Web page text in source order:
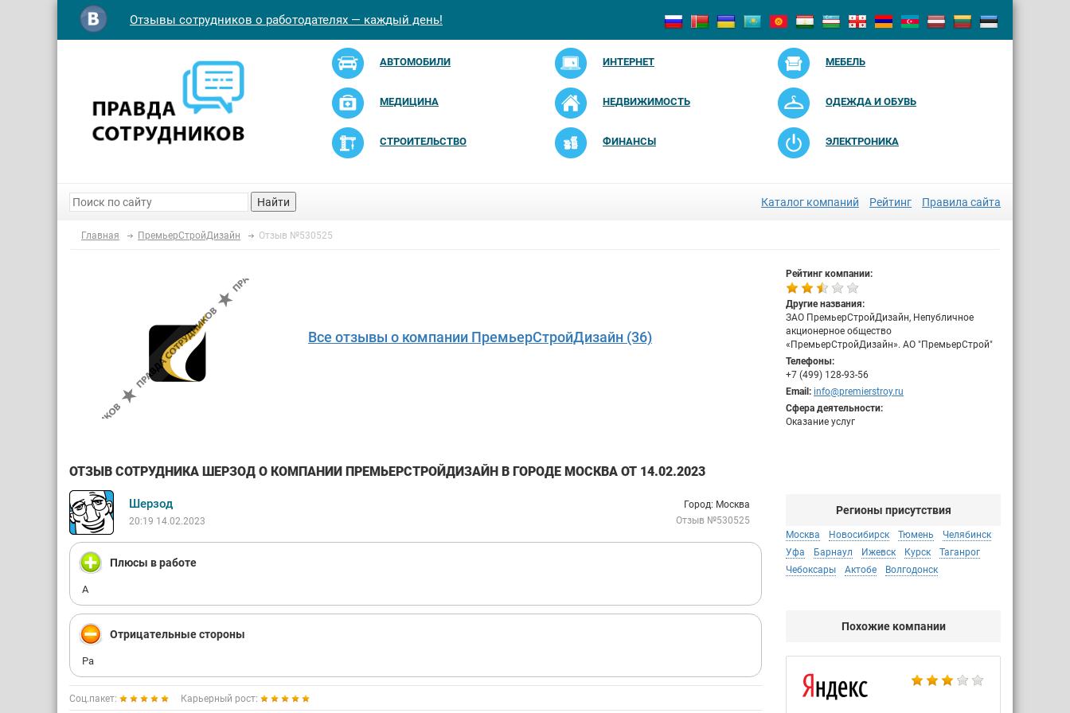
Отзывы сотрудников о работодателях — каждый день!
АВТОМОБИЛИ ИНТЕРНЕТ МЕБЕЛЬ
МЕДИЦИНА НЕДВИЖИМОСТЬ ОДЕЖДА И ОБУВЬ
СТРОИТЕЛЬСТВО ФИНАНСЫ ЭЛЕКТРОНИКА
Найти Каталог компаний Рейтинг Правила сайта
Главная ПремьерСтройДизайн Отзыв №530525
Все отзывы о компании ПремьерСтройДизайн (36)
Рейтинг компании:
Другие названия:
ЗАО ПремьерСтройДизайн, Непубличное
акционерное общество
«ПремьерСтройДизайн». АО "ПремьерСтрой"
Телефоны:
+7 (499) 128-93-56
Email: info@premierstroy.ru
Сфера деятельности:
Оказание услуг
ОТЗЫВ СОТРУДНИКА ШЕРЗОД О КОМПАНИИ ПРЕМЬЕРСТРОЙДИЗАЙН В ГОРОДЕ МОСКВА ОТ 14.02.2023
Шерзод
20:19 14.02.2023
Город: Москва
Отзыв №530525
Плюсы в работе
А
Отрицательные стороны
Ра
Соц.пакет: Карьерный рост:
Регионы присутствия
Москва Новосибирск Тюмень
Челябинск
Уфа
Барнаул Ижевск Курск
Таганрог
Чебоксары
Актобе Волгодонск
Похожие компании